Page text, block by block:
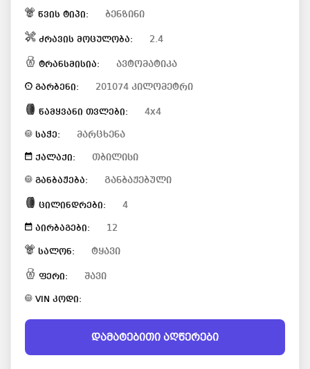
წვის ტიპი: ბენზინი
ძრავის მოცულობა: 2.4
ტრანსმისია: ავტომატიკა
გარბენი: 201074 კილომეტრი
წამყვანი თვლები: 4x4
საჭე: მარცხენა
ქალაქი: თბილისი
განბაჟება: განბაჟებული
ცილინდრები: 4
აირბაგები: 12
სალონ: ტყავი
ფერი: შავი
VIN კოდი:
დამატებითი აღწერები